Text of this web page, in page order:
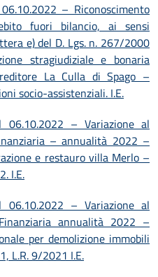
– Riconoscimento
fuori bilancio, ai sensi
e) del D. Lgs. n. 267/2000
stragiudiziale e bonaria
La Culla di Spago –
socio-assistenziali. I.E.
06.10.2022 – Variazione al
– annualità 2022 –
e restauro villa Merlo –
I.E.
06.10.2022 – Variazione al
annualità 2022 –
per demolizione immobili
L.R. 9/2021 I.E.